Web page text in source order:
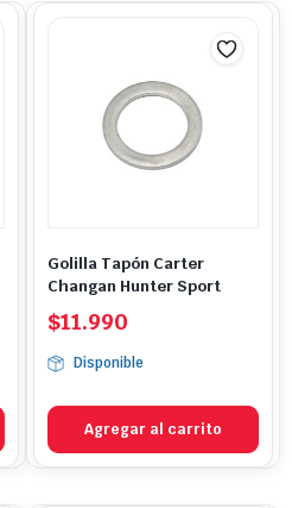
Golilla Tapón Carter
Changan Hunter Sport
$11.990
Disponible
Agregar al carrito